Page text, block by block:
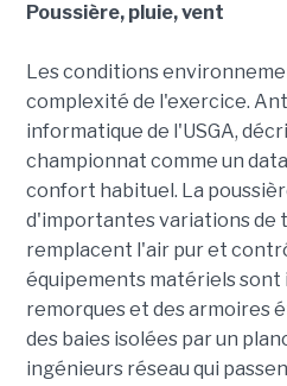
Poussière, pluie, vent
Les conditions
complexité de l'exercice.
informatique de l'USGA,
championnat comme un
confort habituel. La
d'importantes variations de
remplacent l'air pur et
équipements matériels sont
remorques et des armoires
des baies isolées par un
ingénieurs réseau qui